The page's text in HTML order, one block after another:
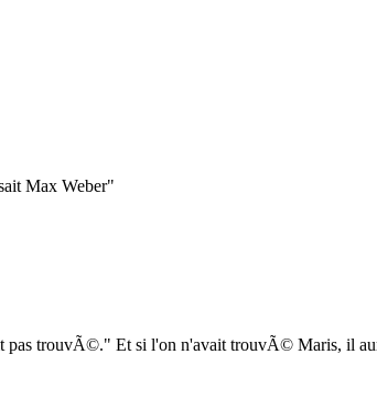
Max Weber"
pas trouvÃ©." Et si l'on n'avait trouvÃ© Maris, il